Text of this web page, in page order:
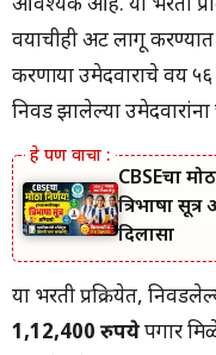
आवश्यक आहे. या भरती
वयाचीही अट लागू
करणाऱ्या उमेदवाराचे वय
निवड झालेल्या
CBSEचा
त्रिभाषा सूत्र
दिलासा
या भरती प्रक्रियेत,
1,12,400 रुपयेपगार